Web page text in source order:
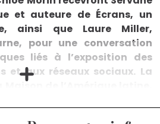
et auteure de Écrans, un
ainsi que Laure Miller,
pour une conversation
liés à l’exposition des
et aux réseaux sociaux. La
Maison de l’Amérique latine,